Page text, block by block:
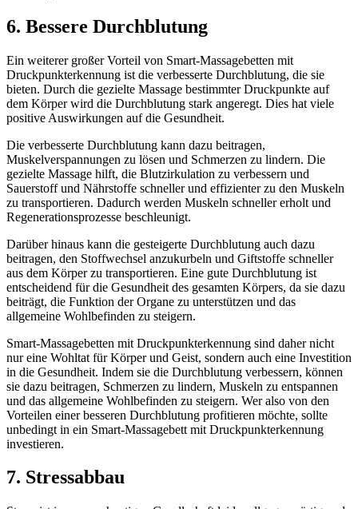
6. Bessere Durchblutung
Ein weiterer großer Vorteil von Smart-Massagebetten mit
Druckpunkterkennung ist die verbesserte Durchblutung, die sie
bieten. Durch die gezielte Massage bestimmter Druckpunkte auf
dem Körper wird die Durchblutung stark angeregt. Dies hat viele
positive Auswirkungen auf die Gesundheit.
Die verbesserte Durchblutung kann dazu beitragen,
Muskelverspannungen zu lösen und Schmerzen zu lindern. Die
gezielte Massage hilft, die Blutzirkulation zu verbessern und
Sauerstoff und Nährstoffe schneller und effizienter zu den Muskeln
zu transportieren. Dadurch werden Muskeln schneller erholt und
Regenerationsprozesse beschleunigt.
Darüber hinaus kann die gesteigerte Durchblutung auch dazu
beitragen, den Stoffwechsel anzukurbeln und Giftstoffe schneller
aus dem Körper zu transportieren. Eine gute Durchblutung ist
entscheidend für die Gesundheit des gesamten Körpers, da sie dazu
beiträgt, die Funktion der Organe zu unterstützen und das
allgemeine Wohlbefinden zu steigern.
Smart-Massagebetten mit Druckpunkterkennung sind daher nicht
nur eine Wohltat für Körper und Geist, sondern auch eine Investition
in die Gesundheit. Indem sie die Durchblutung verbessern, können
sie dazu beitragen, Schmerzen zu lindern, Muskeln zu entspannen
und das allgemeine Wohlbefinden zu steigern. Wer also von den
Vorteilen einer besseren Durchblutung profitieren möchte, sollte
unbedingt in ein Smart-Massagebett mit Druckpunkterkennung
investieren.
7. Stressabbau